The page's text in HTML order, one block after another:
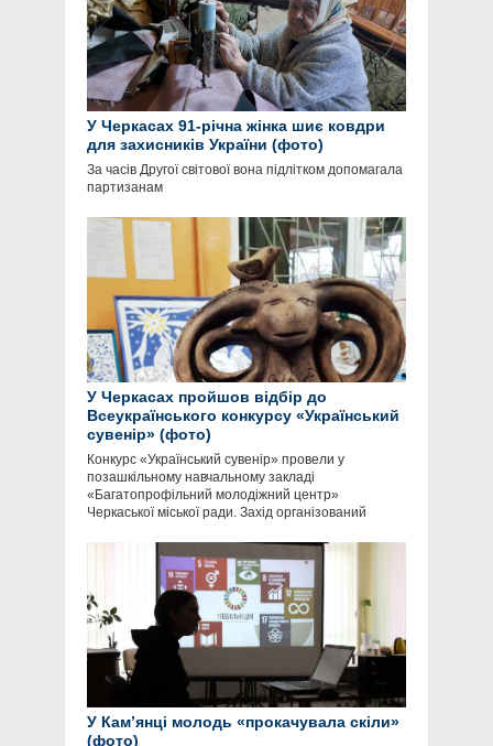
У Черкасах 91-річна жінка шиє ковдри
для захисників України (фото)
За часів Другої світової вона підлітком допомагала
партизанам
У Черкасах пройшов відбір до
Всеукраїнського конкурсу «Український
сувенір» (фото)
Конкурс «Український сувенір» провели у
позашкільному навчальному закладі
«Багатопрофільний молодіжний центр»
Черкаської міської ради. Захід організований
У Кам’янці молодь «прокачувала скіли»
(фото)